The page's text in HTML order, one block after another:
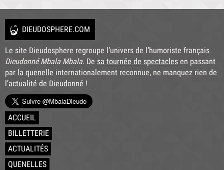
DIEUDOSPHERE.COM
Le site Dieudosphere regroupe l’univers de l’humoriste français
Dieudonné Mbala Mbala. De sa tournée de spectacles en passant
par la quenelle internationalement reconnue, ne manquez rien de
l’actualité de Dieudonné !
ACCUEIL
BILLETTERIE
ACTUALITÉS
QUENELLES